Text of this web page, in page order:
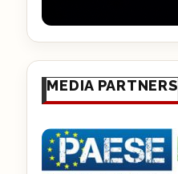
MEDIA PARTNERS